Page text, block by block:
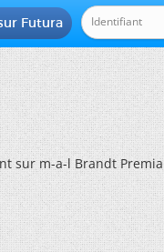
Futura
sur m-a-l Brandt Premia